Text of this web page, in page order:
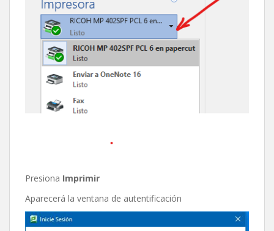
Presiona Imprimir
Aparecerá la ventana de autentificación